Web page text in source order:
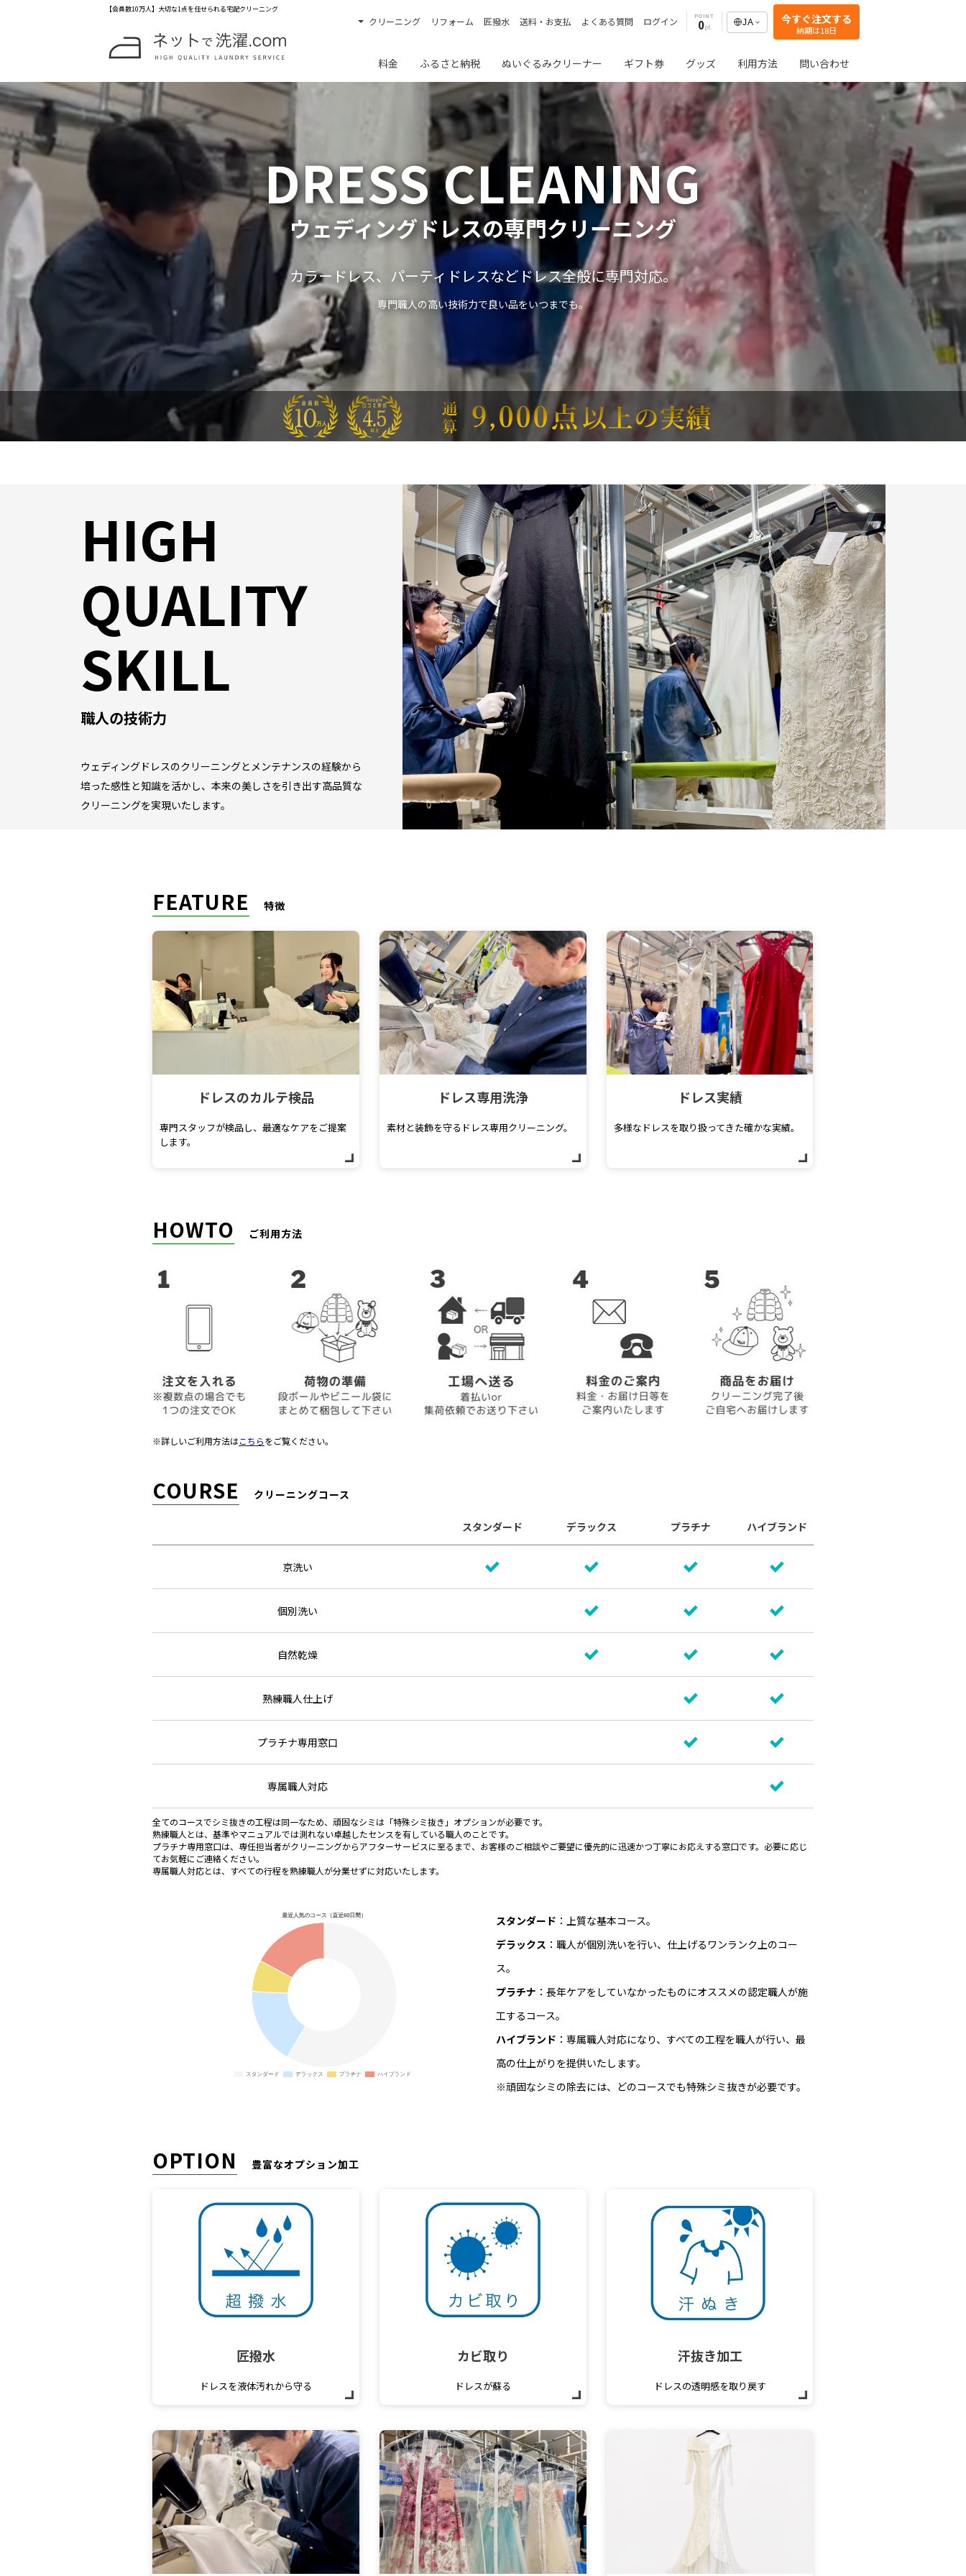
【会員数10万人】大切な1点を任せられる宅配クリーニング
クリーニング リフォーム 匠撥水 送料・お支払 よくある質問 ログイン POINT
0 JA 今すぐ注文する
納期は18日
料金 ふるさと納税 ぬいぐるみクリーナー ギフト券 グッズ 利用方法 問い合わせ
DRESS CLEANING
ウェディングドレスの専門クリーニング
カラードレス、パーティドレスなどドレス全般に専門対応。
専門職人の高い技術力で良い品をいつまでも。
HIGH
QUALITY
SKILL
職人の技術力
ウェディングドレスのクリーニングとメンテナンスの経験から
培った感性と知識を活かし、本来の美しさを引き出す高品質な
クリーニングを実現いたします。
FEATURE 特徴
ドレスのカルテ検品
専門スタッフが検品し、最適なケアをご提案
します。
ドレス専用洗浄
素材と装飾を守るドレス専用クリーニング。
ドレス実績
多様なドレスを取り扱ってきた確かな実績。
HOWTO ご利用方法
※詳しいご利用方法はこちらをご覧ください。
COURSE クリーニングコース
スタンダード デラックス プラチナ ハイブランド
京洗い
個別洗い
自然乾燥
熟練職人仕上げ
プラチナ専用窓口
専属職人対応
全てのコースでシミ抜きの工程は同一なため、頑固なシミは「特殊シミ抜き」オプションが必要です。
熟練職人とは、基準やマニュアルでは測れない卓越したセンスを有している職人のことです。
プラチナ専用窓口は、専任担当者がクリーニングからアフターサービスに至るまで、お客様のご相談やご要望に優先的に迅速かつ丁寧にお応えする窓口です。必要に応じ
てお気軽にご連絡ください。
専属職人対応とは、すべての行程を熟練職人が分業せずに対応いたします。
スタンダード ：上質な基本コース。
デラックス ：職人が個別洗いを行い、仕上げるワンランク上のコー
ス。
プラチナ ：長年ケアをしていなかったものにオススメの認定職人が施
工するコース。
ハイブランド ：専属職人対応になり、すべての工程を職人が行い、最
高の仕上がりを提供いたします。
※頑固なシミの除去には、どのコースでも特殊シミ抜きが必要です。
OPTION 豊富なオプション加工
匠撥水
ドレスを液体汚れから守る
カビ取り
ドレスが蘇る
汗抜き加工
ドレスの透明感を取り戻す